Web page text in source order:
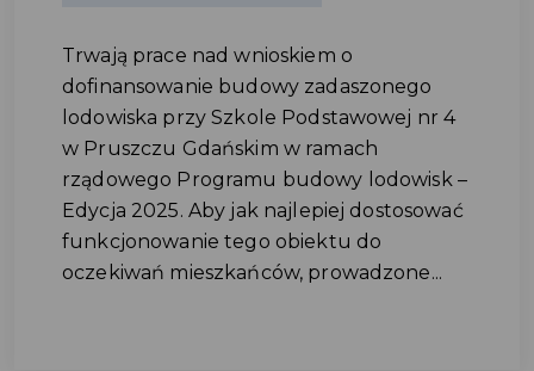
Trwają prace nad wnioskiem o
dofinansowanie budowy zadaszonego
lodowiska przy Szkole Podstawowej nr 4
w Pruszczu Gdańskim w ramach
rządowego Programu budowy lodowisk –
Edycja 2025. Aby jak najlepiej dostosować
funkcjonowanie tego obiektu do
oczekiwań mieszkańców, prowadzone...